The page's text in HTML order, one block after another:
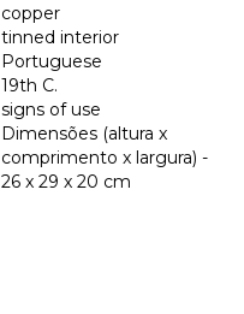
copper
tinned interior
Portuguese
19th C.
signs of use
Dimensões (altura x
comprimento x largura) -
26 x 29 x 20 cm